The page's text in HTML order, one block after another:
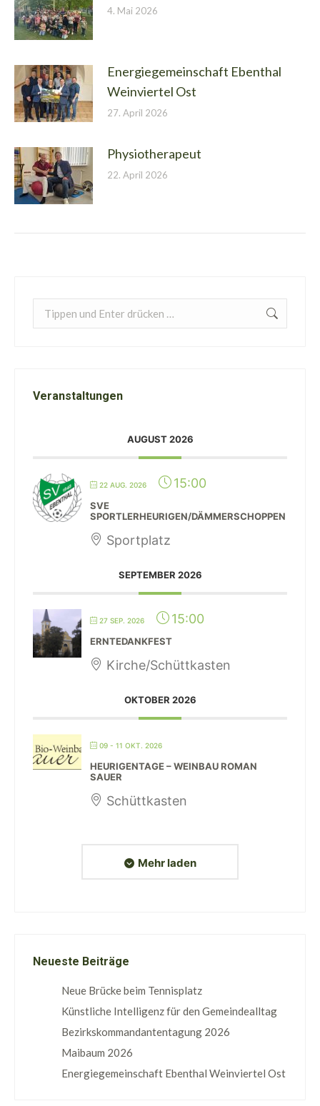
4. Mai 2026
Energiegemeinschaft Ebenthal
Weinviertel Ost
27. April 2026
Physiotherapeut
22. April 2026
Search:
Veranstaltungen
AUGUST 2026
22 AUG. 2026 15:00
SVE
SPORTLERHEURIGEN/DÄMMERSCHOPPEN
Sportplatz
SEPTEMBER 2026
27 SEP. 2026 15:00
ERNTEDANKFEST
Kirche/Schüttkasten
OKTOBER 2026
09 - 11 OKT. 2026
HEURIGENTAGE – WEINBAU ROMAN
SAUER
Schüttkasten
Mehr laden
Neueste Beiträge
Neue Brücke beim Tennisplatz
Künstliche Intelligenz für den Gemeindealltag
Bezirkskommandantentagung 2026
Maibaum 2026
Energiegemeinschaft Ebenthal Weinviertel Ost